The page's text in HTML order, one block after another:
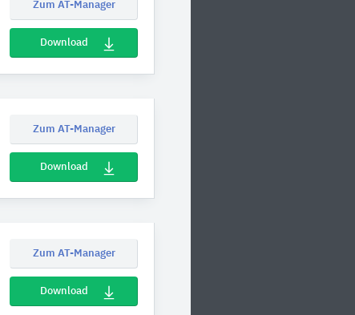
Zum AT-Manager
Download
Zum AT-Manager
Download
Zum AT-Manager
Download